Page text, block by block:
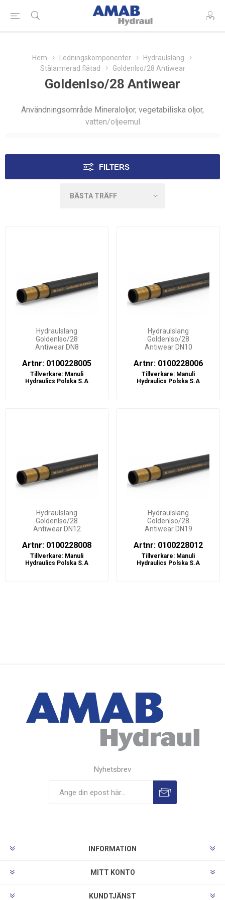
Hem Ledningskomponenter
Hydraulslang
Stålarmerad flätad
GoldenIso/28 Antiwear
GoldenIso/28 Antiwear
Användningsområde Mineraloljor, vegetabiliska oljor,
vatten/oljeemul
FILTERS
Hydraulslang
GoldenIso/28
Antiwear DN8
Artnr: 0100228005
Tillverkare: Manuli
Hydraulics Polska S.A
Hydraulslang
GoldenIso/28
Antiwear DN10
Artnr: 0100228006
Tillverkare: Manuli
Hydraulics Polska S.A
Hydraulslang
GoldenIso/28
Antiwear DN12
Artnr: 0100228008
Tillverkare: Manuli
Hydraulics Polska S.A
Hydraulslang
GoldenIso/28
Antiwear DN19
Artnr: 0100228012
Tillverkare: Manuli
Hydraulics Polska S.A
Nyhetsbrev
INFORMATION
MITT KONTO
KUNDTJÄNST